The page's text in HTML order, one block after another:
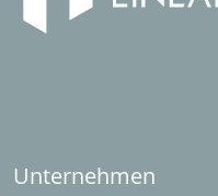
Unternehmen